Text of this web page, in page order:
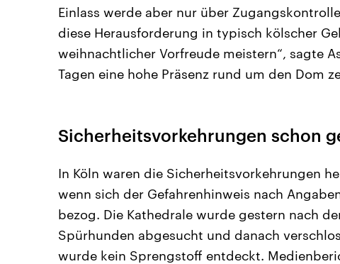
Einlass werde aber nur über
diese Herausforderung in typisch kölscher
weihnachtlicher Vorfreude meistern“, sagte
Tagen eine hohe Präsenz rund um den Dom
Sicherheitsvorkehrungen schon
In Köln waren die Sicherheitsvorkehrungen
wenn sich der Gefahrenhinweis nach
bezog. Die Kathedrale wurde gestern nach
Spürhunden abgesucht und danach
wurde kein Sprengstoff entdeckt.